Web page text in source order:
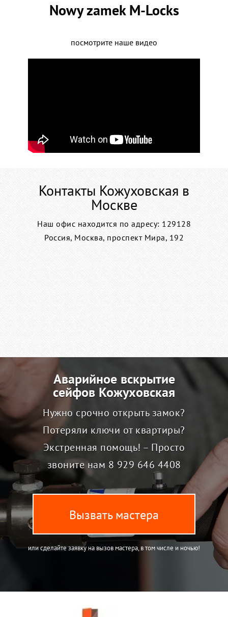
Nowy zamek M-Locks
посмотрите наше видео
Контакты Кожуховская в
Москве
Наш офис находится по адресу: 129128
Россия, Москва, проспект Мира, 192
Аварийное вскрытие
сейфов Кожуховская
Нужно срочно открыть замок?
Потеряли ключи от квартиры?
Экстренная помощь! – Просто
звоните нам 8 929 646 4408
Вызвать мастера
или сделайте заявку на вызов мастера, в том числе и ночью!